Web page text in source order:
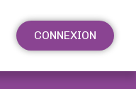
CONNEXION